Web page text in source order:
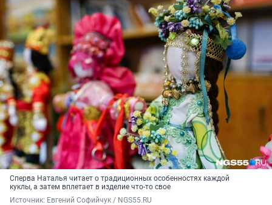
Сперва Наталья читает о традиционных особенностях каждой
куклы, а затем вплетает в изделие что-то свое
Источник: Евгений Софийчук / NGS55.RU